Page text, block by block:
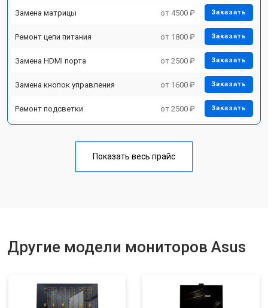
Замена матрицы от 4500 ₽ Заказать
Ремонт цепи питания от 1800 ₽ Заказать
Замена HDMI порта от 2500 ₽ Заказать
Замена кнопок управления от 1600 ₽ Заказать
Ремонт подсветки от 2500 ₽ Заказать
Показать весь прайс
Другие модели мониторов Asus